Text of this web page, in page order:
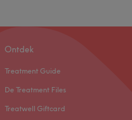
Ontdek
Treatment Guide
De Treatment Files
Treatwell Giftcard